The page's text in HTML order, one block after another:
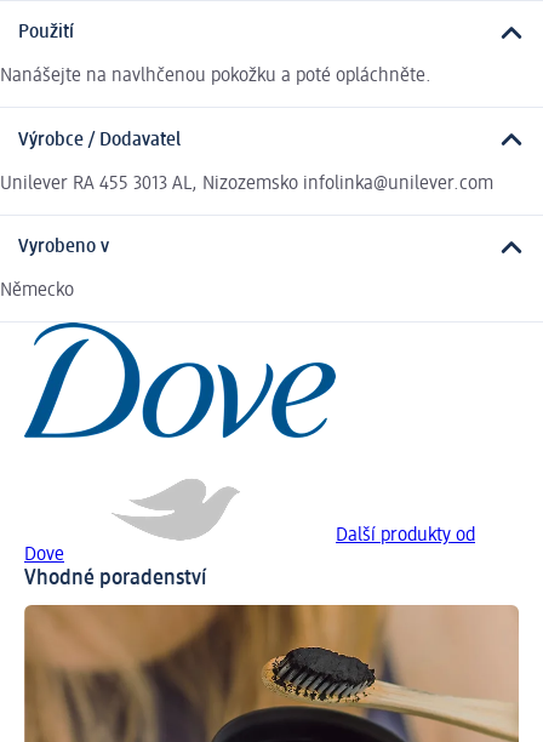
Použití
Nanášejte na navlhčenou pokožku a poté opláchněte.
Výrobce / Dodavatel
Unilever RA 455 3013 AL, Nizozemsko infolinka@unilever.com
Vyrobeno v
Německo
Další produkty od
Dove
Vhodné poradenství